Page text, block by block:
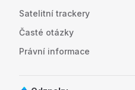
Satelitní trackery
Časté otázky
Právní informace